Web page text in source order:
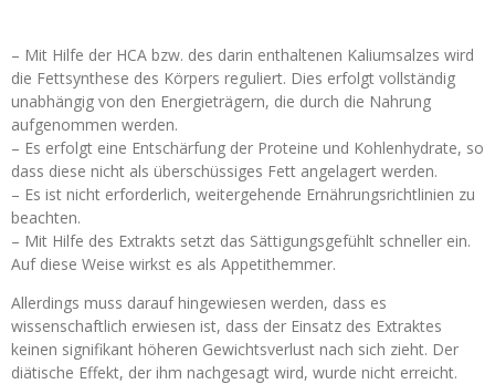
– Mit Hilfe der HCA bzw. des darin enthaltenen Kaliumsalzes wird
die Fettsynthese des Körpers reguliert. Dies erfolgt vollständig
unabhängig von den Energieträgern, die durch die Nahrung
aufgenommen werden.
– Es erfolgt eine Entschärfung der Proteine und Kohlenhydrate, so
dass diese nicht als überschüssiges Fett angelagert werden.
– Es ist nicht erforderlich, weitergehende Ernährungsrichtlinien zu
beachten.
– Mit Hilfe des Extrakts setzt das Sättigungsgefühlt schneller ein.
Auf diese Weise wirkst es als Appetithemmer.
Allerdings muss darauf hingewiesen werden, dass es
wissenschaftlich erwiesen ist, dass der Einsatz des Extraktes
keinen signifikant höheren Gewichtsverlust nach sich zieht. Der
diätische Effekt, der ihm nachgesagt wird, wurde nicht erreicht.